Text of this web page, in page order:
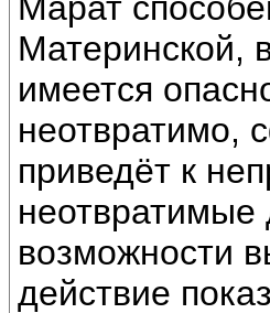
Марат
Материнской,
имеется
неотвратимо,
приведёт к
неотвратимые
возможности
действие